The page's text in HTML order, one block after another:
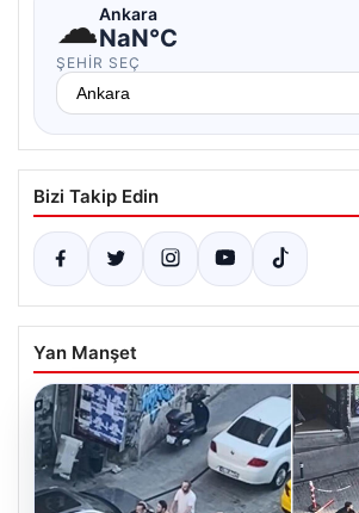
☁Ankara
NaN°C
ŞEHIR SEÇ
Bizi Takip Edin
Yan Manşet